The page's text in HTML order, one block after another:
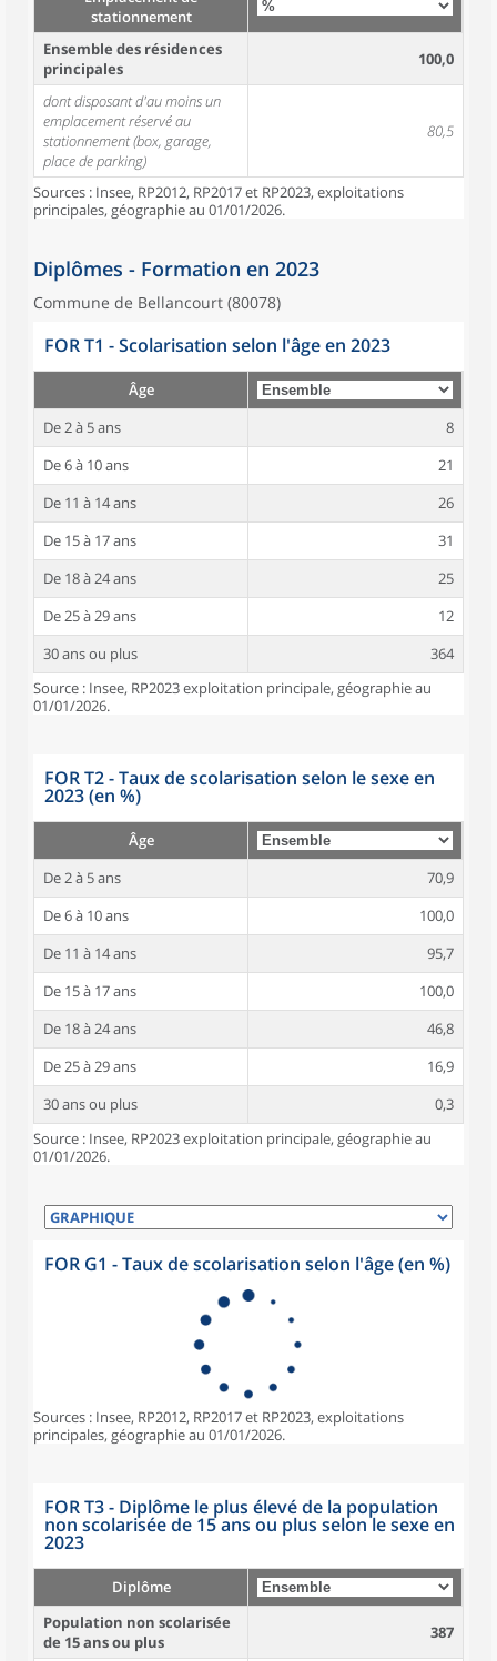
stationnement
Ensemble des résidences
principales
100,0
dont disposant d'au moins un
emplacement réservé au
stationnement (box, garage,
place de parking)
80,5
Sources : Insee, RP2012, RP2017 et RP2023, exploitations
principales, géographie au 01/01/2026.
Diplômes - Formation en 2023
Commune de Bellancourt (80078)
FOR T1 - Scolarisation selon l'âge en 2023
Âge
De 2 à 5 ans
8
De 6 à 10 ans
21
De 11 à 14 ans
26
De 15 à 17 ans
31
De 18 à 24 ans
25
De 25 à 29 ans
12
30 ans ou plus
364
Source : Insee, RP2023 exploitation principale, géographie au
01/01/2026.
FOR T2 - Taux de scolarisation selon le sexe en
2023 (en %)
Âge
De 2 à 5 ans
70,9
De 6 à 10 ans
100,0
De 11 à 14 ans
95,7
De 15 à 17 ans
100,0
De 18 à 24 ans
46,8
De 25 à 29 ans
16,9
30 ans ou plus
0,3
Source : Insee, RP2023 exploitation principale, géographie au
01/01/2026.
FOR G1 - Taux de scolarisation selon l'âge (en %)
Sources : Insee, RP2012, RP2017 et RP2023, exploitations
principales, géographie au 01/01/2026.
FOR T3 - Diplôme le plus élevé de la population
non scolarisée de 15 ans ou plus selon le sexe en
2023
Diplôme
Population non scolarisée
de 15 ans ou plus
387